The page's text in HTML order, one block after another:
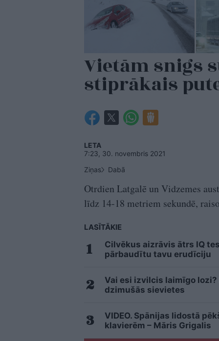
Vietām snigs
stiprākais
LETA
7:23, 30. novembris 2021
Ziņas
Dabā
Otrdien Latgalē un Vidzemes
līdz 14-18 metriem sekundē,
LASĪTĀKIE
Cilvēkus aizrāvis ātrs IQ
pārbaudītu tavu erudīciju
Vai esi izvilcis laimīgo
dzimušās sievietes
VIDEO. Spānijas lidostā
klavierēm – Māris Grigalis